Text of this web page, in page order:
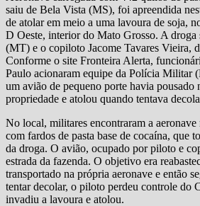
saiu de Bela Vista (MS), foi apreendida
de atolar em meio a uma lavoura de soja,
D Oeste, interior do Mato Grosso. A droga
(MT) e o copiloto Jacome Tavares Vieira,
Conforme o site Fronteira Alerta,
Paulo acionaram equipe da Polícia Militar
um avião de pequeno porte havia pousado
propriedade e atolou quando tentava
No local, militares encontraram a aeronave
com fardos de pasta base de cocaína, que
da droga. O avião, ocupado por piloto e
estrada da fazenda. O objetivo era
transportado na própria aeronave e então
tentar decolar, o piloto perdeu controle do
invadiu a lavoura e atolou.